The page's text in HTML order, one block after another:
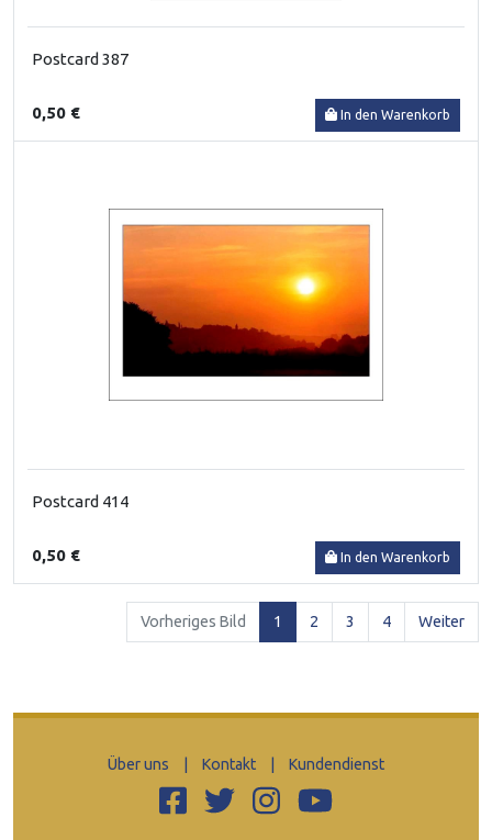
Postcard 387
0,50 € In den Warenkorb
Postcard 414
0,50 € In den Warenkorb
Vorheriges Bild 1 (current)
2 3 4 Weiter
Über uns Kontakt Kundendienst